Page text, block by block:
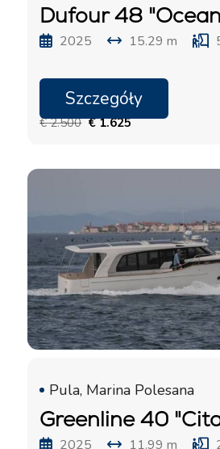
Dufour 48
2025 15.29 m
10.10. - 17.10.2026
€ 2.500 € 1.625
Szczegóły
Pula, Marina Polesana
Greenline 40
2025 11.99 m